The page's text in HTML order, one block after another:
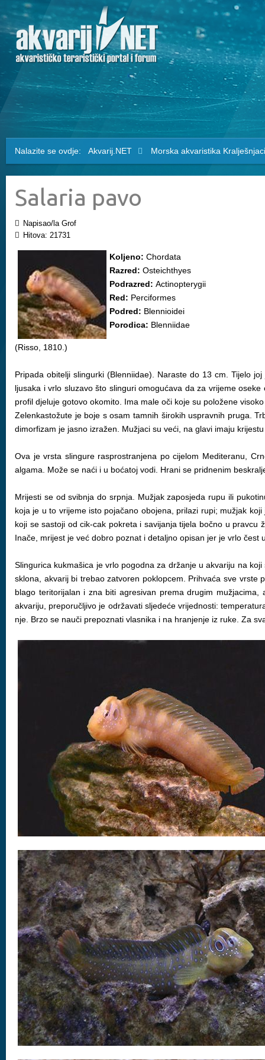
Nalazite se ovdje: Akvarij.NET Morska akvaristika Kralješnjaci
Salaria pavo
Napisao/la Grof
Hitova: 21731
Koljeno: Chordata
Razred: Osteichthyes
Podrazred: Actinopterygii
Red: Perciformes
Podred: Blennioidei
Porodica: Blenniidae
(Risso, 1810.)
Pripada obitelji slingurki (Blenniidae). Naraste do 13 cm. Tijelo
ljusaka i vrlo sluzavo što slinguri omogućava da za vrijeme
profil djeluje gotovo okomito. Ima male oči koje su položene
Zelenkastožute je boje s osam tamnih širokih uspravnih pruga.
dimorfizam je jasno izražen. Mužjaci su veći, na glavi imaju
Ova je vrsta slingure rasprostranjena po cijelom Mediteranu,
algama. Može se naći i u boćatoj vodi. Hrani se pridnenim
Mrijesti se od svibnja do srpnja. Mužjak zaposjeda rupu ili
koja je u to vrijeme isto pojačano obojena, prilazi rupi; mužjak
koji se sastoji od cik-cak pokreta i savijanja tijela bočno u
Inače, mrijest je već dobro poznat i detaljno opisan jer je vrlo
Slingurica kukmašica je vrlo pogodna za držanje u akvariju na
sklona, akvarij bi trebao zatvoren poklopcem. Prihvaća sve
blago teritorijalan i zna biti agresivan prema drugim
akvariju, preporučljivo je održavati sljedeće vrijednosti:
nje. Brzo se nauči prepoznati vlasnika i na hranjenje iz ruke. Za